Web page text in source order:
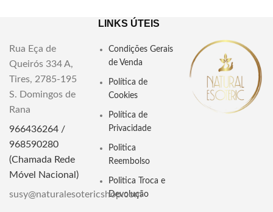
harmonia interior com nosso
bolsa para transporte
conveniente. Explore agora!"
Dimensões: Altura 1-2cm
Largura 1-1.5cm Profundidade
Material: Pedras semipreciosas
Pedras: Ametista, Sodalite,
Aventurina amarela, Calcite
laranja e Onix
paz em cada gravação a laser.
de arte espiritual."
Dimensões: Comprimento
5cm Largura 5cm Altura 8cm
Material: Cristal
Informaçao: Não inclui base
Rua Eça de
Queirós 334 A,
Tires, 2785-195
S. Domingos de
Rana
966436264 /
968590280
(Chamada Rede
Móvel Nacional)
susy@naturalesotericshop.com
LINKS ÚTEIS
Condições Gerais
de Venda
Política de
Cookies
Política de
Privacidade
Politica
Reembolso
Politica Troca e
Devolução